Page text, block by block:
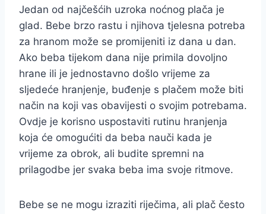
Jedan od najčešćih uzroka noćnog plača je
glad. Bebe brzo rastu i njihova tjelesna potreba
za hranom može se promijeniti iz dana u dan.
Ako beba tijekom dana nije primila dovoljno
hrane ili je jednostavno došlo vrijeme za
sljedeće hranjenje, buđenje s plačem može biti
način na koji vas obavijesti o svojim potrebama.
Ovdje je korisno uspostaviti rutinu hranjenja
koja će omogućiti da beba nauči kada je
vrijeme za obrok, ali budite spremni na
prilagodbe jer svaka beba ima svoje ritmove.
Bebe se ne mogu izraziti riječima, ali plač često